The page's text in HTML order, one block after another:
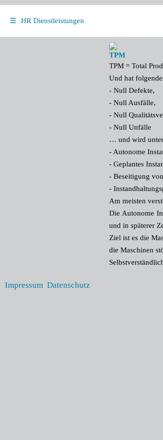
☰ HR Dienstleistungen
TPM
TPM = Total
Und hat
- Null Defekte,
- Null Ausfälle,
- Null
- Null Unfälle
… und wird
- Autonome
- Geplantes
- Beseitigung
-
Am meisten
Die Autonome
und in späterer
Ziel ist es die
die Maschinen
Impressum Datenschutz